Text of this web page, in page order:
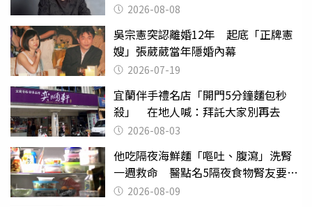
2026-08-08
吳宗憲突認離婚12年 起底「正牌憲
嫂」張葳葳當年隱婚內幕
2026-07-19
宜蘭伴手禮名店「開門5分鐘麵包秒
殺」 在地人喊：拜託大家別再去
2026-08-03
他吃隔夜海鮮麵「嘔吐、腹瀉」洗腎
一週救命 醫點名5隔夜食物腎友要注
意 2026-08-09